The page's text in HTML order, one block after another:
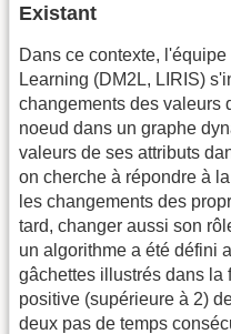
Existant
Dans ce contexte,
Learning (DM2L, LIRIS)
changements des valeurs
noeud dans un graphe
valeurs de ses attributs
on cherche à répondre à
les changements des
tard, changer aussi son
un algorithme a été défini
gâchettes illustrés dans la
positive (supérieure à 2)
deux pas de temps